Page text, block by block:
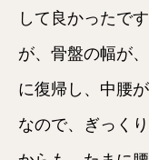
して良かったで
が、骨盤の幅が
に復帰し、中腰
なので、ぎっく